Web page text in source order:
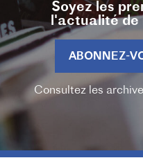
Soyez les
l'actualité de
ABONNEZ-
Consultez les